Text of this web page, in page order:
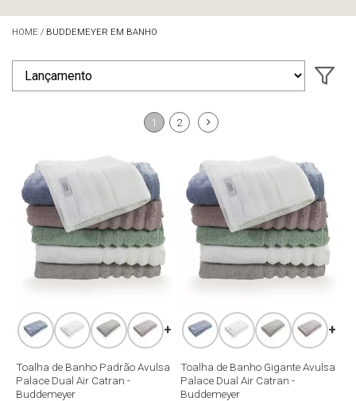
HOME / BUDDEMEYER EM BANHO
1 2
+
Toalha de Banho Padrão Avulsa
Palace Dual Air Catran -
Buddemeyer
+
Toalha de Banho Gigante Avulsa
Palace Dual Air Catran -
Buddemeyer